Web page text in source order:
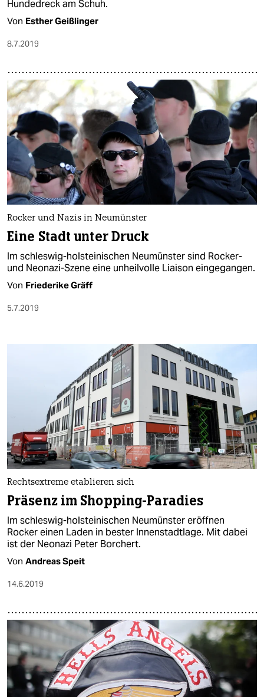
Hundedreck am Schuh.
Von Esther Geißlinger
8.7.2019
Rocker und Nazis in Neumünster
Eine Stadt unter Druck
Im schleswig-holsteinischen Neumünster sind Rocker-
und Neonazi-Szene eine unheilvolle Liaison eingegangen.
Von Friederike Gräff
5.7.2019
Rechtsextreme etablieren sich
Präsenz im Shopping-Paradies
Im schleswig-holsteinischen Neumünster eröffnen
Rocker einen Laden in bester Innenstadtlage. Mit dabei
ist der Neonazi Peter Borchert.
Von Andreas Speit
14.6.2019